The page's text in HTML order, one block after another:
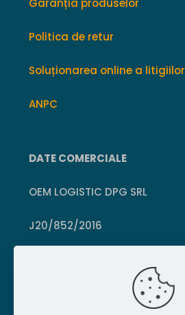
Garanția produselor
Politica de retur
Soluționarea online a litigiilor
ANPC
DATE COMERCIALE
OEM LOGISTIC DPG SRL
J20/852/2016
Crișcior, Hunedoara